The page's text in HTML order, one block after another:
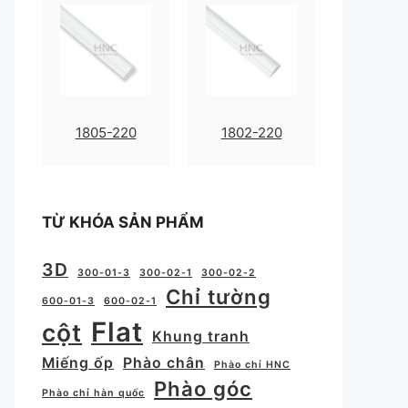
1805-220 1802-220
TỪ KHÓA SẢN PHẨM
3D 300-01-3 300-02-1 300-02-2
600-01-3 600-02-1 Chỉ tường
cột Flat
Khung tranh
Miếng ốp
Phào chân Phào chỉ HNC
Phào chỉ hàn quốc
Phào góc